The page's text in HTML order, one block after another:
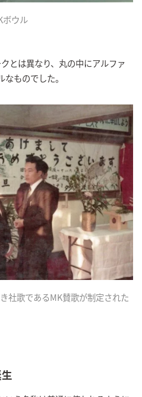
ボウル
とは異なり、丸の中にアルファ
ものでした。
社歌であるMK賛歌が制定された